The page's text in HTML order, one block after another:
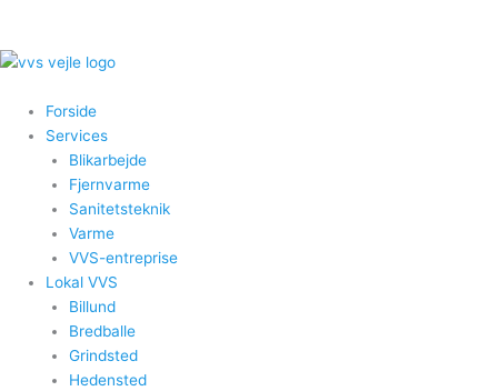
indholdet
Forside
Services
Blikarbejde
Fjernvarme
Sanitetsteknik
Varme
VVS-entreprise
Lokal VVS
Billund
Bredballe
Grindsted
Hedensted